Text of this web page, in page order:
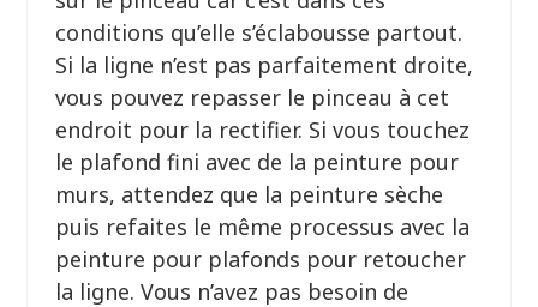
conditions qu’elle s’éclabousse partout.
Si la ligne n’est pas parfaitement droite,
vous pouvez repasser le pinceau à cet
endroit pour la rectifier. Si vous touchez
le plafond fini avec de la peinture pour
murs, attendez que la peinture sèche
puis refaites le même processus avec la
peinture pour plafonds pour retoucher
la ligne. Vous n’avez pas besoin de